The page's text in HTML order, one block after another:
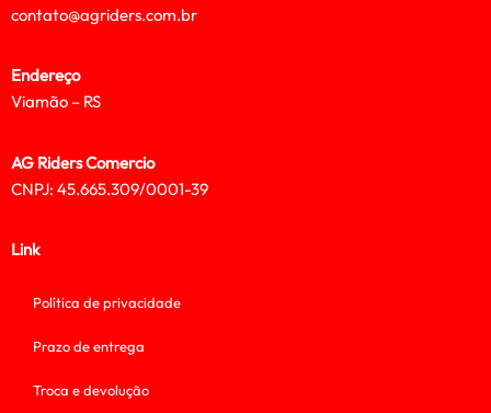
contato@agriders.com.br
Endereço
Viamão – RS
AG Riders Comercio
CNPJ: 45.665.309/0001-39
Link
Política de privacidade
Prazo de entrega
Troca e devolução